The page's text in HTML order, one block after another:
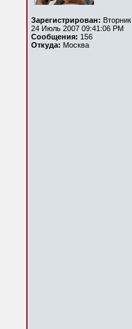
Зарегистрирован: Вторник
24 Июль 2007 09:41:06 PM
Сообщения: 156
Откуда: Москва